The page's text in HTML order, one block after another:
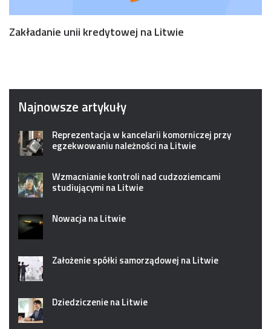
Zakładanie unii kredytowej na Litwie
Najnowsze artykuły
Reprezentacja w kancelarii komorniczej przy
egzekwowaniu należności na Litwie
Wzmacnianie kontroli nad cudzoziemcami
studiującymi na Litwie
Nowacja na Litwie
Założenie spółki samorządowej na Litwie
Dziedziczenie na Litwie